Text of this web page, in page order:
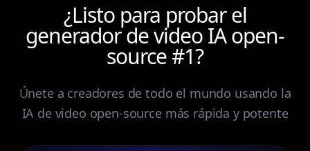
¿Listo para probar el
generador de video IA open-
source #1?
Únete a creadores de todo el mundo usando la
IA de video open-source más rápida y potente